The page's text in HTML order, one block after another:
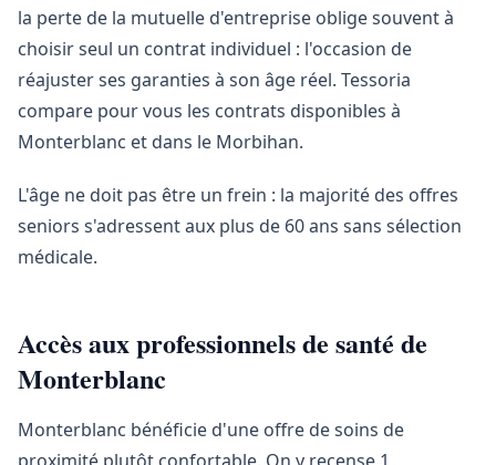
la perte de la mutuelle d'entreprise oblige souvent à
choisir seul un contrat individuel : l'occasion de
réajuster ses garanties à son âge réel. Tessoria
compare pour vous les contrats disponibles à
Monterblanc et dans le Morbihan.
L'âge ne doit pas être un frein : la majorité des offres
seniors s'adressent aux plus de 60 ans sans sélection
médicale.
Accès aux professionnels de santé de
Monterblanc
Monterblanc bénéficie d'une offre de soins de